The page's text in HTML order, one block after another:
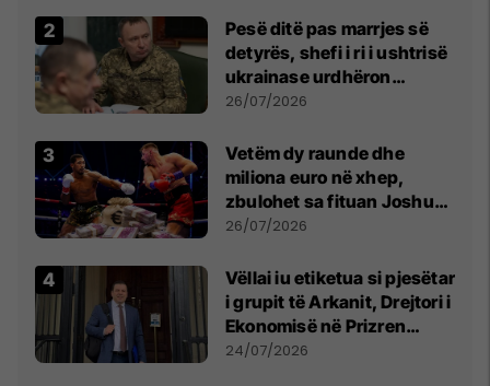
Pesë ditë pas marrjes së
detyrës, shefi i ri i ushtrisë
ukrainase urdhëron
kontroll të madh
26/07/2026
Vetëm dy raunde dhe
miliona euro në xhep,
zbulohet sa fituan Joshua
e Prenga
26/07/2026
Vëllai iu etiketua si pjesëtar
i grupit të Arkanit, Drejtori i
Ekonomisë në Prizren
mohon pretendimet
24/07/2026